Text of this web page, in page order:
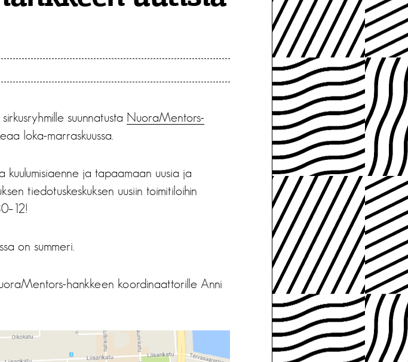
suunnatusta NuoraMentors-
loka-marraskuussa.
kuulumisiaenne ja tapaamaan uusia ja
tiedotuskeskuksen uusiin toimitiloihin
on summeri.
hankkeen koordinaattorille Anni